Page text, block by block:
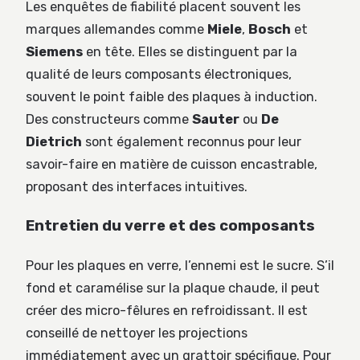
Les enquêtes de fiabilité placent souvent les
marques allemandes comme Miele, Bosch et
Siemens en tête. Elles se distinguent par la
qualité de leurs composants électroniques,
souvent le point faible des plaques à induction.
Des constructeurs comme Sauter ou De
Dietrich sont également reconnus pour leur
savoir-faire en matière de cuisson encastrable,
proposant des interfaces intuitives.
Entretien du verre et des composants
Pour les plaques en verre, l’ennemi est le sucre. S’il
fond et caramélise sur la plaque chaude, il peut
créer des micro-fêlures en refroidissant. Il est
conseillé de nettoyer les projections
immédiatement avec un grattoir spécifique. Pour